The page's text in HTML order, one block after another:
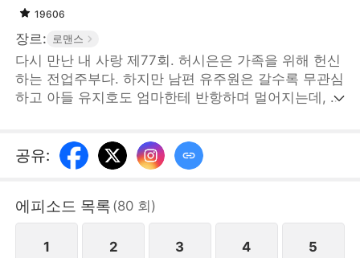
19606
장르: 로맨스
다시 만난 내 사랑 제77회. 허시은은 가족을 위해 헌신
하는 전업주부다. 하지만 남편 유주원은 갈수록 무관심
하고 아들 유지호도 엄마한테 반항하며 멀어지는데, 이
시 갑부 지성준을 만난다. 지성준은 그녀한테 관심을
보이며 해결사가 되어준다. STORYMATRIX PTE.LTD
공유:
에피소드 목록 (80 회)
1 2 3 4 5